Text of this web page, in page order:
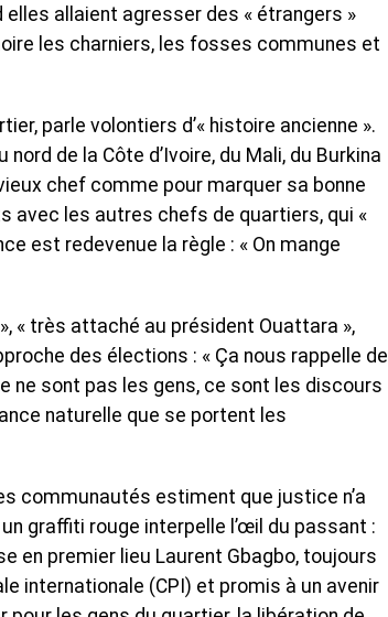
allaient agresser des « étrangers »
les charniers, les fosses communes et
parle volontiers d’« histoire ancienne ».
de la Côte d’Ivoire, du Mali, du Burkina
chef comme pour marquer sa bonne
avec les autres chefs de quartiers, qui «
est redevenue la règle : « On mange
« très attaché au président Ouattara »,
des élections : « Ça nous rappelle de
ne sont pas les gens, ce sont les discours
naturelle que se portent les
communautés estiment que justice n’a
graffiti rouge interpelle l’œil du passant :
en premier lieu Laurent Gbagbo, toujours
internationale (CPI) et promis à un avenir